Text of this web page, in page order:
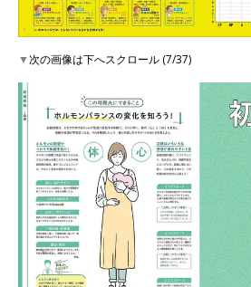
▼次の画像は下へスクロール (7/37)